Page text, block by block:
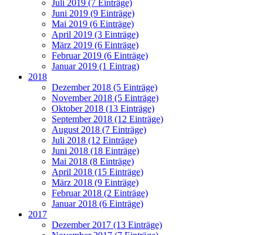
Juli 2019 (7 Einträge)
Juni 2019 (9 Einträge)
Mai 2019 (6 Einträge)
April 2019 (3 Einträge)
März 2019 (6 Einträge)
Februar 2019 (6 Einträge)
Januar 2019 (1 Eintrag)
2018
Dezember 2018 (5 Einträge)
November 2018 (5 Einträge)
Oktober 2018 (13 Einträge)
September 2018 (12 Einträge)
August 2018 (7 Einträge)
Juli 2018 (12 Einträge)
Juni 2018 (18 Einträge)
Mai 2018 (8 Einträge)
April 2018 (15 Einträge)
März 2018 (9 Einträge)
Februar 2018 (2 Einträge)
Januar 2018 (6 Einträge)
2017
Dezember 2017 (13 Einträge)